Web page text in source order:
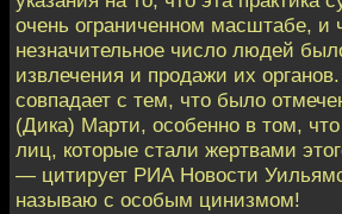
очень ограниченном масштабе, и
незначительное число людей
извлечения и продажи их
совпадает с тем, что было
(Дика) Марти, особенно в том, что
лиц, которые стали жертвами
— цитирует РИА Новости
называю с особым цинизмом!